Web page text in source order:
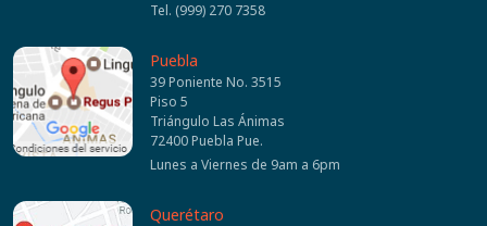
Tel. (999) 270 7358
Puebla
39 Poniente No. 3515
Piso 5
Triángulo Las Ánimas
72400 Puebla Pue.
Lunes a Viernes de 9am a 6pm
Querétaro